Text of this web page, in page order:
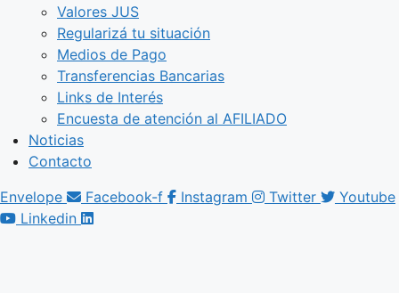
Valores JUS
Regularizá tu situación
Medios de Pago
Transferencias Bancarias
Links de Interés
Encuesta de atención al AFILIADO
Noticias
Contacto
Envelope
Facebook-f Instagram Twitter
Youtube
Linkedin